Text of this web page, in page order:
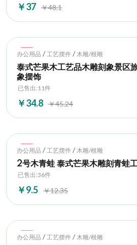
￥37 ￥48.1
Hot
办公用品 / 工艺摆件 / 木雕/根雕
泰式芒果木工艺品木雕刻象景区
象摆饰
已售出:11件
￥34.8 ￥45.24
Hot
办公用品 / 工艺摆件 / 木雕/根雕
2号木青蛙 泰式芒果木雕刻青蛙
已售出:36件
￥9.5 ￥12.35
Hot
办公用品 / 工艺摆件 / 木雕/根雕